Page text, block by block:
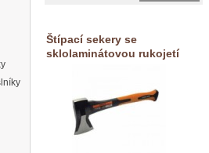
Štípací sekery se
sklolaminátovou rukojetí